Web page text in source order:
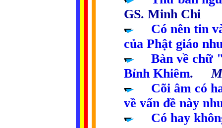
GS. Minh Chi
Có nên tin
của Phật giáo
Bàn về chữ
Bỉnh Khiêm.
Cõi âm có
về vấn đề này
Có hay